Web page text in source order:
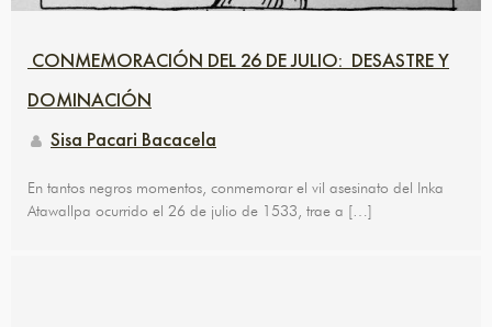
CONMEMORACIÓN DEL 26 DE JULIO: DESASTRE Y
DOMINACIÓN
Sisa Pacari Bacacela
En tantos negros momentos, conmemorar el vil asesinato del Inka
Atawallpa ocurrido el 26 de julio de 1533, trae a […]